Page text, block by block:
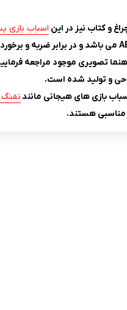
و کتاب نیز در این اسباب بازی
تصویری موجود مراجعه
بازی های هیجانی مانند تفنگ
مناسبی هستند.